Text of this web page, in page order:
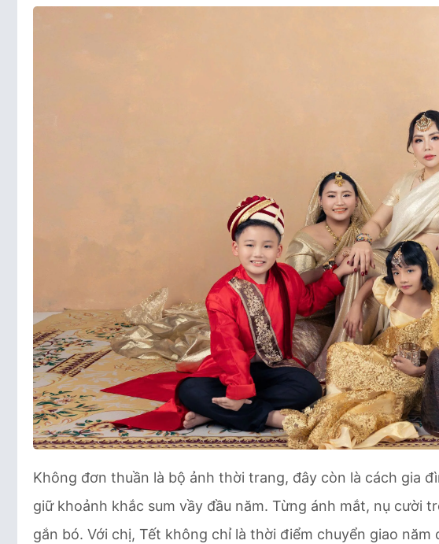
Không đơn thuần là bộ ảnh thời trang, đây còn là cách gia
giữ khoảnh khắc sum vầy đầu năm. Từng ánh mắt, nụ cười
gắn bó. Với chị, Tết không chỉ là thời điểm chuyển giao năm